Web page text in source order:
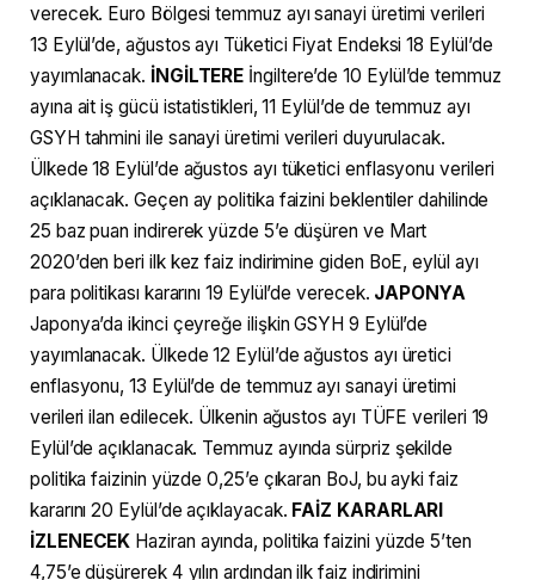
verecek. Euro Bölgesi temmuz ayı sanayi üretimi verileri
13 Eylül’de, ağustos ayı Tüketici Fiyat Endeksi 18 Eylül’de
yayımlanacak. İNGİLTERE İngiltere’de 10 Eylül’de temmuz
ayına ait iş gücü istatistikleri, 11 Eylül’de de temmuz ayı
GSYH tahmini ile sanayi üretimi verileri duyurulacak.
Ülkede 18 Eylül’de ağustos ayı tüketici enflasyonu verileri
açıklanacak. Geçen ay politika faizini beklentiler dahilinde
25 baz puan indirerek yüzde 5’e düşüren ve Mart
2020’den beri ilk kez faiz indirimine giden BoE, eylül ayı
para politikası kararını 19 Eylül’de verecek. JAPONYA
Japonya’da ikinci çeyreğe ilişkin GSYH 9 Eylül’de
yayımlanacak. Ülkede 12 Eylül’de ağustos ayı üretici
enflasyonu, 13 Eylül’de de temmuz ayı sanayi üretimi
verileri ilan edilecek. Ülkenin ağustos ayı TÜFE verileri 19
Eylül’de açıklanacak. Temmuz ayında sürpriz şekilde
politika faizinin yüzde 0,25’e çıkaran BoJ, bu ayki faiz
kararını 20 Eylül’de açıklayacak. FAİZ KARARLARI
İZLENECEK Haziran ayında, politika faizini yüzde 5’ten
4,75’e düşürerek 4 yılın ardından ilk faiz indirimini